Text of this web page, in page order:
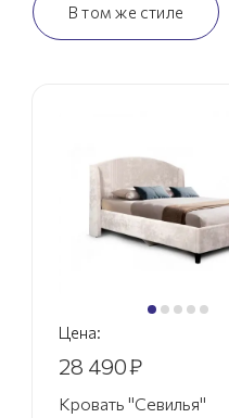
В том же стиле
Цена:
28 490₽
Кровать "Севилья"